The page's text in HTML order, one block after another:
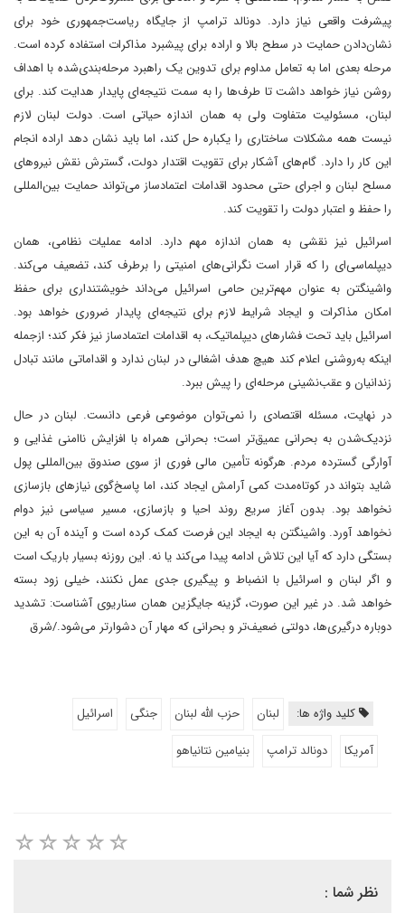
پیشرفت واقعی نیاز دارد. دونالد ترامپ از جایگاه ریاست‌جمهوری خود برای
نشان‌دادن حمایت در سطح بالا و اراده برای پیشبرد مذاکرات استفاده کرده است.
مرحله بعدی اما به تعامل مداوم برای تدوین یک راهبرد مرحله‌بندی‌شده با اهداف
روشن نیاز خواهد داشت تا طرف‌ها را به سمت نتیجه‌ای پایدار هدایت کند. برای
لبنان، مسئولیت متفاوت ولی به همان اندازه حیاتی است. دولت لبنان لازم
نیست همه مشکلات ساختاری را یکباره حل کند، اما باید نشان دهد ‌اراده انجام
این کار را دارد. گام‌های آشکار برای تقویت اقتدار دولت، گسترش نقش نیروهای
مسلح لبنان و اجرای حتی محدود اقدامات اعتمادساز‌ می‌تواند حمایت بین‌المللی
را حفظ و اعتبار دولت را تقویت کند.
اسرائیل نیز نقشی به همان اندازه مهم دارد. ادامه عملیات نظامی، همان
دیپلماسی‌ای را که قرار است نگرانی‌های امنیتی را برطرف کند، تضعیف می‌کند.
واشینگتن به عنوان مهم‌ترین حامی اسرائیل می‌داند خویشتنداری برای حفظ
امکان مذاکرات و ایجاد شرایط لازم برای نتیجه‌ای پایدار ضروری خواهد بود.
‌اسرائیل باید تحت فشارهای دیپلماتیک، به اقدامات اعتمادساز نیز فکر کند؛ از‌جمله
اینکه به‌روشنی اعلام کند هیچ هدف اشغالی در لبنان ندارد و اقداماتی مانند تبادل
زندانیان و عقب‌نشینی مرحله‌ای را پیش ببرد.
در نهایت، مسئله اقتصادی را نمی‌توان موضوعی فرعی دانست. لبنان در حال
نزدیک‌شدن به بحرانی عمیق‌تر است؛ بحرانی همراه با افزایش ناامنی غذایی و
آوارگی گسترده مردم. هرگونه تأمین مالی فوری از سوی صندوق بین‌المللی پول
شاید بتواند در کوتاه‌مدت کمی آرامش ایجاد کند، اما پاسخ‌گوی نیازهای بازسازی
نخواهد بود. بدون آغاز سریع روند احیا و بازسازی، مسیر سیاسی نیز دوام
نخواهد آورد. واشینگتن به ایجاد این فرصت کمک کرده است و آینده آن به این
بستگی دارد که آیا این تلاش ادامه پیدا می‌کند یا نه. این روزنه بسیار باریک است
و اگر لبنان و اسرائیل با انضباط و پیگیری جدی عمل نکنند، خیلی زود بسته
خواهد شد. در غیر این صورت، گزینه جایگزین همان سناریوی آشناست: تشدید
دوباره درگیری‌ها، دولتی ضعیف‌تر و بحرانی که مهار آن دشوارتر می‌شود./شرق
کلید واژه ها: لبنان حزب الله لبنان جنگی
اسرائیل
آمریکا
دونالد ترامپ بنیامین نتانیاهو
نظر شما :